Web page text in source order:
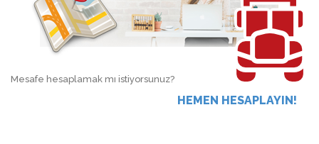
Mesafe hesaplamak mı istiyorsunuz?
HEMEN HESAPLAYIN!